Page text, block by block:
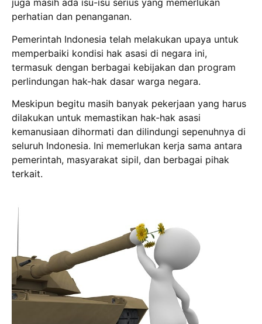
juga masih ada isu-isu serius yang memerlukan
perhatian dan penanganan.
Pemerintah Indonesia telah melakukan upaya untuk
memperbaiki kondisi hak asasi di negara ini,
termasuk dengan berbagai kebijakan dan program
perlindungan hak-hak dasar warga negara.
Meskipun begitu masih banyak pekerjaan yang harus
dilakukan untuk memastikan hak-hak asasi
kemanusiaan dihormati dan dilindungi sepenuhnya di
seluruh Indonesia. Ini memerlukan kerja sama antara
pemerintah, masyarakat sipil, dan berbagai pihak
terkait.